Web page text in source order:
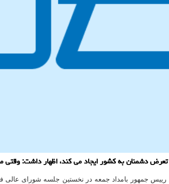
دشمنان به کشور ایجاد می کند، اظهار داشت:
جمهور بامداد جمعه در نخستین جلسه شورای